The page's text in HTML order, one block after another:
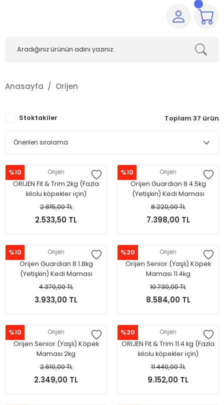
Anasayfa Orijen
Stoktakiler Toplam 37 ürün
%10 Orijen
ORIJEN Fit & Trim 2kg (Fazla
kilolu köpekler için)
2.815,00 TL
2.533,50 TL
%10 Orijen
Orijen Guardian 8 4.5kg
(Yetişkin) Kedi Maması
8.220,00 TL
7.398,00 TL
%10 Orijen
Orijen Guardian 8 1.8kg
(Yetişkin) Kedi Maması
4.370,00 TL
3.933,00 TL
%20 Orijen
Orijen Senior (Yaşlı) Köpek
Maması 11.4kg
10.730,00 TL
8.584,00 TL
%10 Orijen
Orijen Senior (Yaşlı) Köpek
Maması 2kg
2.610,00 TL
2.349,00 TL
%20 Orijen
ORIJEN Fit & Trim 11.4 kg (Fazla
kilolu köpekler için)
11.440,00 TL
9.152,00 TL